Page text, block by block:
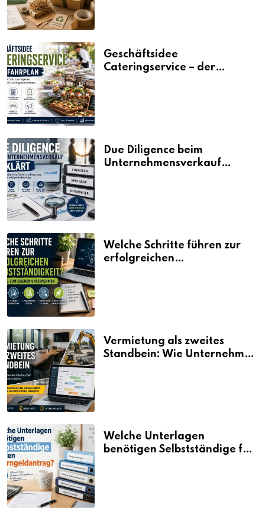
Geschäftsidee
Cateringservice – der
Due Diligence beim
Unternehmensverkauf
Welche Schritte führen zur
erfolgreichen
Vermietung als zweites
Standbein: Wie Unternehmen
Welche Unterlagen
benötigen Selbstständige für